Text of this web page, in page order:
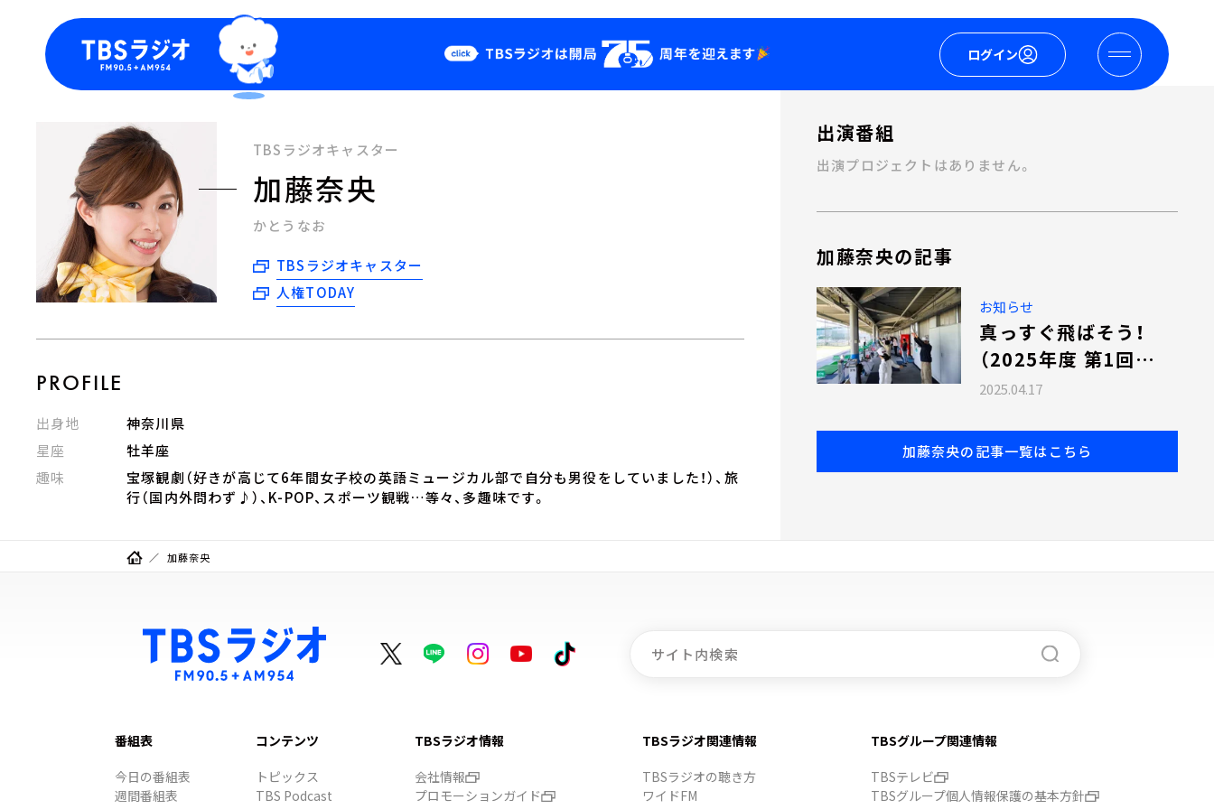
ログイン
今日の番組表
週間番組表
TBS
Podcast
お知らせ
TBSラジオキャスター
加藤奈央
かとうなお
TBSラジオキャスター
人権TODAY
PROFILE
出身地
神奈川県
星座
牡羊座
趣味
宝塚観劇（好きが高じて6年間女子校の英語ミュージカル部で自分も男役をしていました！）、旅
行（国内外問わず♪）、K-POP、スポーツ観戦…等々、多趣味です。
出演番組
出演プロジェクトはありません。
加藤奈央の記事
お知らせ
真っすぐ飛ばそう！
（2025年度 第1回
4/17木曜日開催報告）
2025.04.17
加藤奈央の記事一覧はこちら
加藤奈央
番組表
今日の番組表
週間番組表
コンテンツ
トピックス
TBS Podcast
TBSラジオ情報
会社情報
プロモーションガイド
TBSラジオ関連情報
TBSラジオの聴き方
ワイドFM
TBSグループ関連情報
TBSテレビ
TBSグループ個人情報保護の基本方針